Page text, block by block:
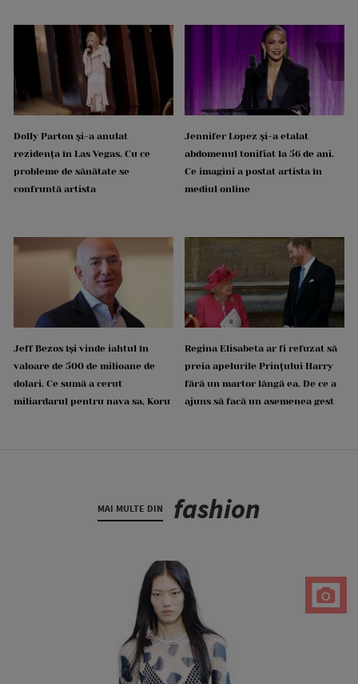
Dolly Parton și-a anulat
rezidența în Las Vegas. Cu ce
probleme de sănătate se
confruntă artista
Jennifer Lopez și-a etalat
abdomenul tonifiat la 56 de ani.
Ce imagini a postat artista în
mediul online
Jeff Bezos își vinde iahtul în
valoare de 500 de milioane de
dolari. Ce sumă a cerut
miliardarul pentru nava sa, Koru
Regina Elisabeta ar fi refuzat să
preia apelurile Prințului Harry
fără un martor lângă ea. De ce a
ajuns să facă un asemenea gest
MAI MULTE DIN fashion